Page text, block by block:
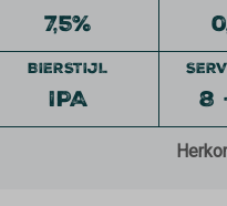
7,5%
BIERSTIJL
IPA 8